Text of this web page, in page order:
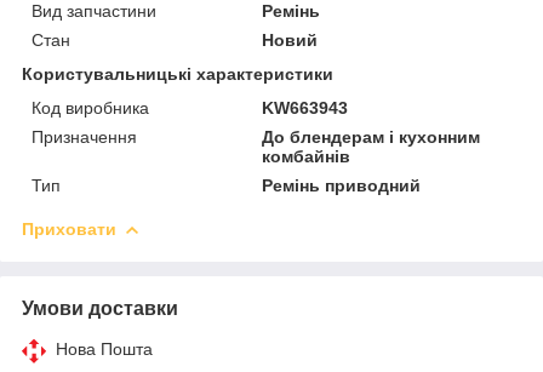
Вид запчастини
Ремінь
Стан
Новий
Користувальницькі характеристики
Код виробника
KW663943
Призначення
До блендерам і кухонним
комбайнів
Тип
Ремінь приводний
Приховати
Умови доставки
Нова Пошта